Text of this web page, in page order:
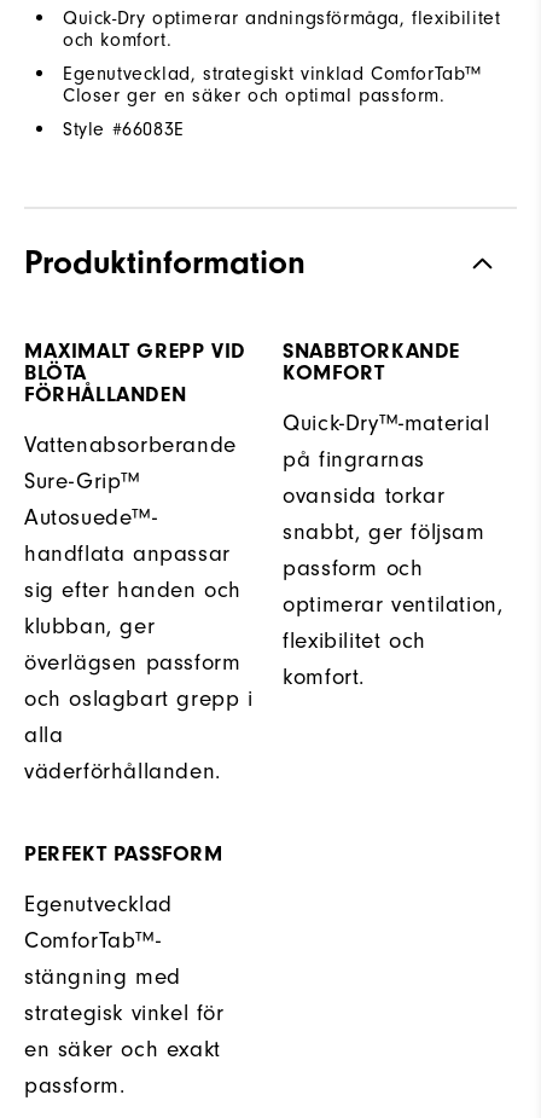
Quick-Dry optimerar andningsförmåga, flexibilitet
och komfort.
Egenutvecklad, strategiskt vinklad ComforTab™
Closer ger en säker och optimal passform.
Style #66083E
Produktinformation
MAXIMALT GREPP VID
BLÖTA
FÖRHÅLLANDEN
Vattenabsorberande
Sure-Grip™
Autosuede™-
handflata anpassar
sig efter handen och
klubban, ger
överlägsen passform
och oslagbart grepp i
alla
väderförhållanden.
SNABBTORKANDE
KOMFORT
Quick-Dry™-material
på fingrarnas
ovansida torkar
snabbt, ger följsam
passform och
optimerar ventilation,
flexibilitet och
komfort.
PERFEKT PASSFORM
Egenutvecklad
ComforTab™-
stängning med
strategisk vinkel för
en säker och exakt
passform.